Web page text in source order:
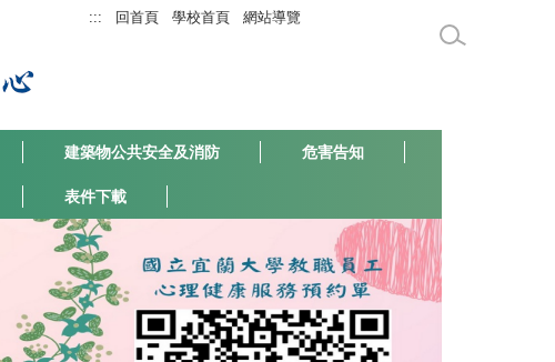
::: 回首頁 學校首頁 網站導覽
建築物公共安全及消防 危害告知
表件下載